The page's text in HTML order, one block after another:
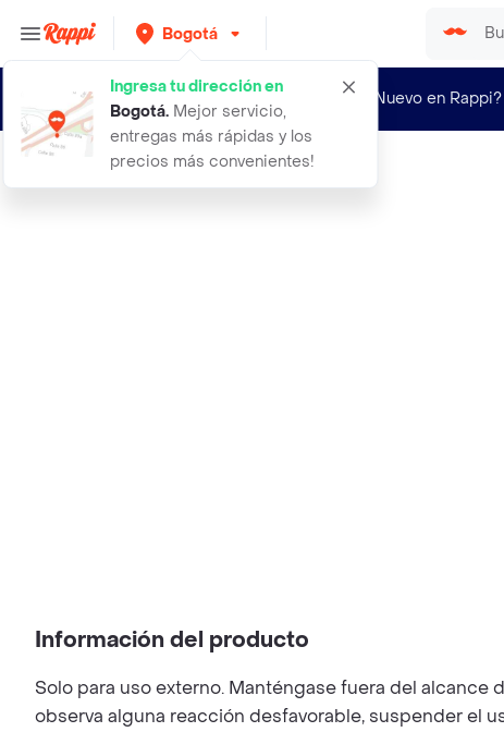
Bogotá
Ingresa tu dirección en
Bogotá. Mejor servicio,
entregas más rápidas y los
precios más convenientes!
¿Nuevo en Rappi?
mascarilla piel de porcelana piel j
Información del producto
Solo para uso externo. Manténgase fuera del
observa alguna reacción desfavorable, suspender el